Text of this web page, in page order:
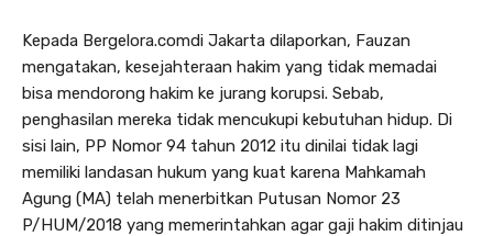
Kepada Bergelora.comdi Jakarta dilaporkan, Fauzan
mengatakan, kesejahteraan hakim yang tidak memadai
bisa mendorong hakim ke jurang korupsi. Sebab,
penghasilan mereka tidak mencukupi kebutuhan hidup. Di
sisi lain, PP Nomor 94 tahun 2012 itu dinilai tidak lagi
memiliki landasan hukum yang kuat karena Mahkamah
Agung (MA) telah menerbitkan Putusan Nomor 23
P/HUM/2018 yang memerintahkan agar gaji hakim ditinjau